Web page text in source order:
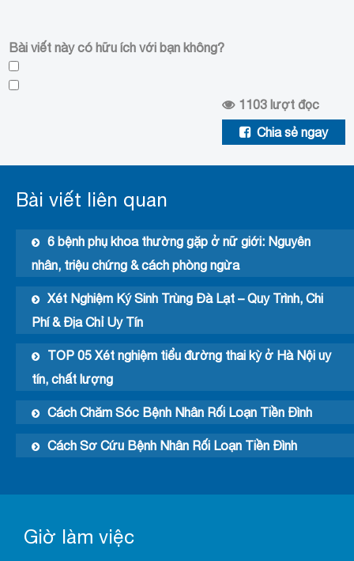
Bài viết này có hữu ích với bạn không?
1103lượt đọc
Chia sẻ ngay
Bài viết liên quan
6 bệnh phụ khoa thường gặp ở nữ giới: Nguyên
nhân, triệu chứng & cách phòng ngừa
Xét Nghiệm Ký Sinh Trùng Đà Lạt – Quy Trình, Chi
Phí & Địa Chỉ Uy Tín
TOP 05 Xét nghiệm tiểu đường thai kỳ ở Hà Nội uy
tín, chất lượng
Cách Chăm Sóc Bệnh Nhân Rối Loạn Tiền Đình
Cách Sơ Cứu Bệnh Nhân Rối Loạn Tiền Đình
Giờ làm việc